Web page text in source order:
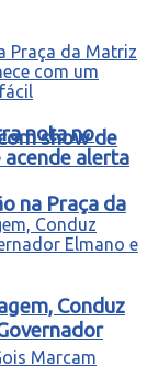
show de
na Praça da
nota no
acende alerta
Conduz